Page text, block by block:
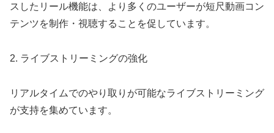
スしたリール機能は、より多くのユーザーが短尺動画コン
テンツを制作・視聴することを促しています。
2. ライブストリーミングの強化
リアルタイムでのやり取りが可能なライブストリーミング
が支持を集めています。